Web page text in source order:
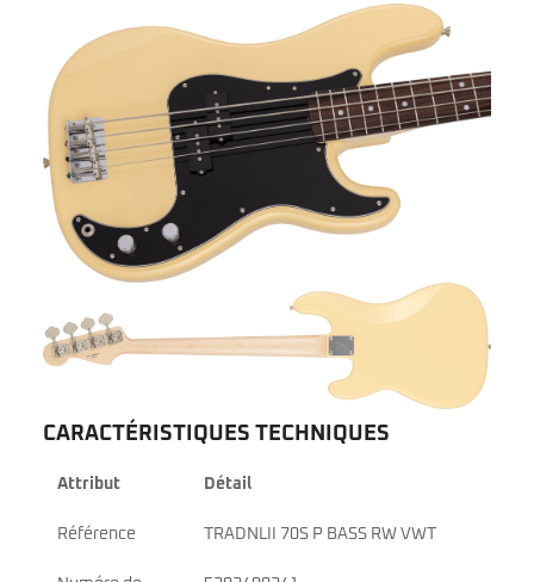
CARACTÉRISTIQUES TECHNIQUES
Attribut Détail
Référence TRADNLII 70S P BASS RW VWT